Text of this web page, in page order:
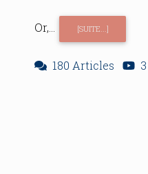
Or,... [SUITE...]
180 Articles